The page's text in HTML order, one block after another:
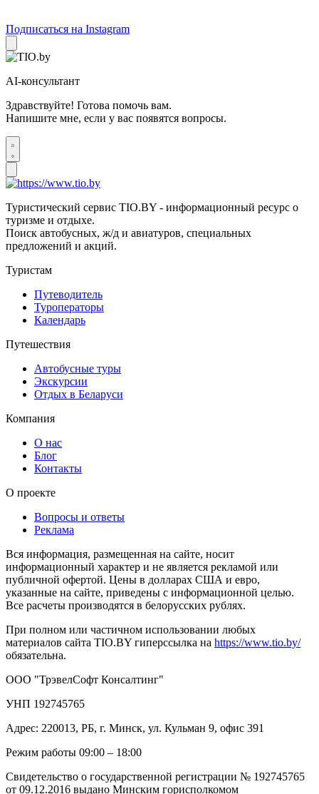
Подписаться на Instagram
AI-консультант
Здравствуйте! Готова помочь вам.
Напишите мне, если у вас появятся вопросы.
Туристический сервис TIO.BY - информационный ресурс о
туризме и отдыхе.
Поиск автобусных, ж/д и авиатуров, специальных
предложений и акций.
Туристам
Путеводитель
Туроператоры
Календарь
Путешествия
Автобусные туры
Экскурсии
Отдых в Беларуси
Компания
О нас
Блог
Контакты
О проекте
Вопросы и ответы
Реклама
Вся информация, размещенная на сайте, носит
информационный характер и не является рекламой или
публичной офертой. Цены в долларах США и евро,
указанные на сайте, приведены с информационной целью.
Все расчеты производятся в белорусских рублях.
При полном или частичном использовании любых
материалов сайта TIO.BY гиперссылка на https://www.tio.by/
обязательна.
ООО "ТрэвелСофт Консалтинг"
УНП 192745765
Адрес: 220013, РБ, г. Минск, ул. Кульман 9, офис 391
Режим работы 09:00 – 18:00
Свидетельство о государственной регистрации № 192745765
от 09.12.2016 выдано Минским горисполкомом